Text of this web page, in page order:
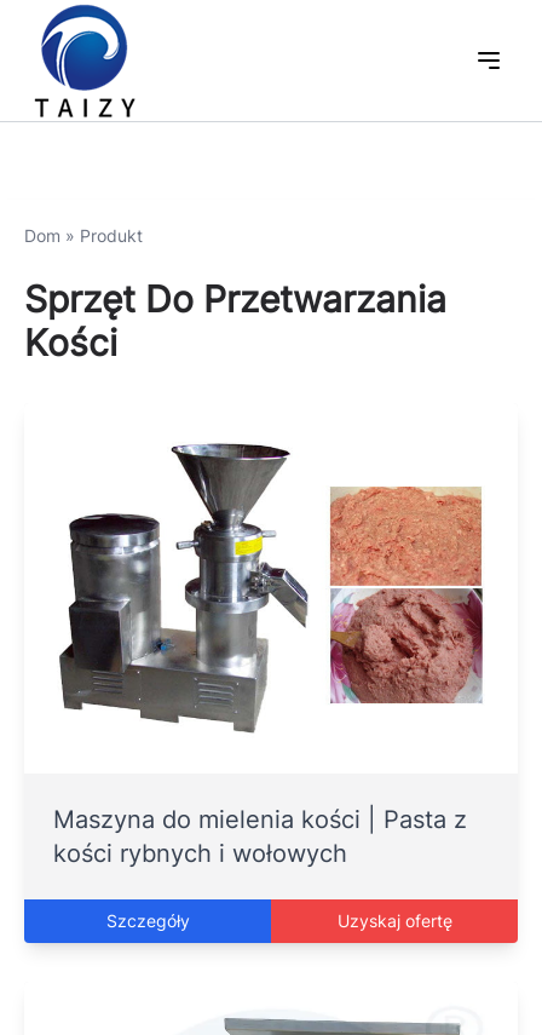
Dom » Produkt
Sprzęt Do Przetwarzania
Kości
Maszyna do mielenia kości | Pasta z
kości rybnych i wołowych
Szczegóły Uzyskaj ofertę